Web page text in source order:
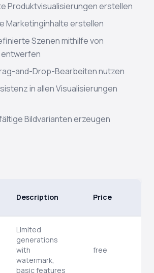
Produktvisualisierungen erstellen
Marketinginhalte erstellen
Szenen mithilfe von
and-Drop-Bearbeiten nutzen
in allen Visualisierungen
Bildvarianten erzeugen
Description Price
Limited
generations
with
watermark,
basic features
free